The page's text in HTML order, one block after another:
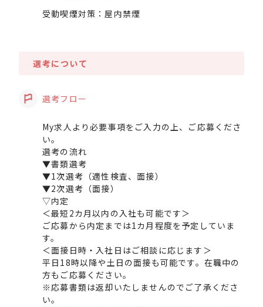
受動喫煙対策：屋内禁煙
選考について
選考フロー
My求人より必要事項をご入力の上、ご応募くださ
い。
選考の流れ
▼書類選考
▼1次選考（適性検査、面接）
▼2次選考（面接）
▽内定
＜最短2カ月以内の入社も可能です＞
ご応募から内定までは1カ月程度を予定していま
す。
＜面接日時・入社日はご相談に応じます＞
平日18時以降や土日の面接も可能です。在職中の
方もご応募ください。
※応募書類は返却いたしませんのでご了承くださ
い。